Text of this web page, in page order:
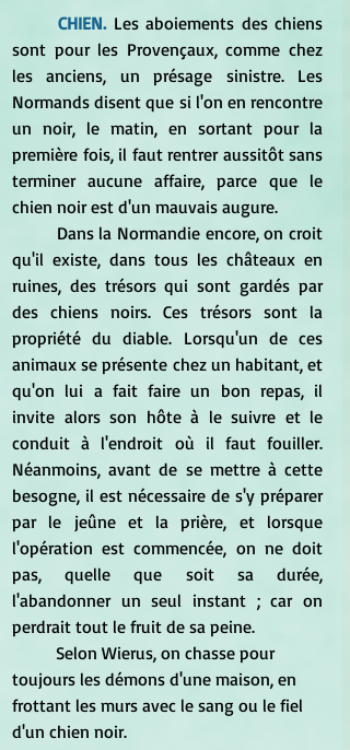
CHIEN. Les aboiements des chiens
sont pour les Provençaux, comme chez
les anciens, un présage sinistre. Les
Normands disent que si l'on en rencontre
un noir, le matin, en sortant pour la
première fois, il faut rentrer aussitôt sans
terminer aucune affaire, parce que le
chien noir est d'un mauvais augure.
qu'il existe, dans tous les châteaux en
ruines, des trésors qui sont gardés par
des chiens noirs. Ces trésors sont la
propriété du diable. Lorsqu'un de ces
animaux se présente chez un habitant, et
qu'on lui a fait faire un bon repas, il
invite alors son hôte à le suivre et le
conduit à l'endroit où il faut fouiller.
Néanmoins, avant de se mettre à cette
besogne, il est nécessaire de s'y préparer
par le jeûne et la prière, et lorsque
l'opération est commencée, on ne doit
pas, quelle que soit sa durée,
l'abandonner un seul instant ; car on
perdrait tout le fruit de sa peine.
toujours les démons d'une maison, en
frottant les murs avec le sang ou le fiel
d'un chien noir.